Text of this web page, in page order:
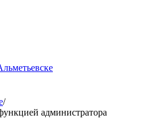
/
администратора